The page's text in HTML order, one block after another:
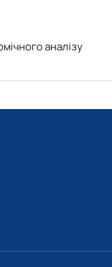
аналізу